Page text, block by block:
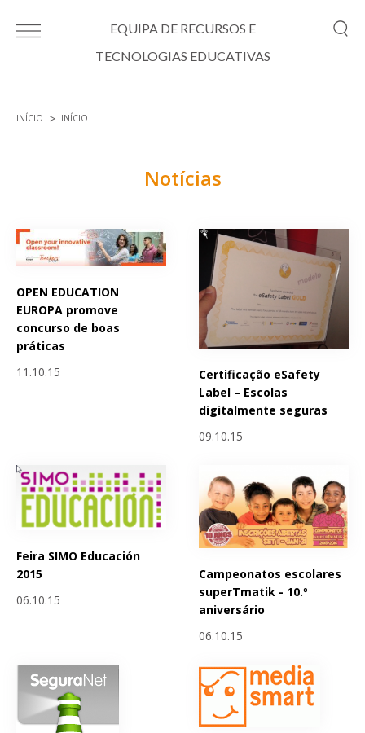
EQUIPA DE RECURSOS E
TECNOLOGIAS EDUCATIVAS
INÍCIO INÍCIO
Notícias
OPEN EDUCATION
EUROPA promove
concurso de boas
práticas
11.10.15
Certificação eSafety
Label – Escolas
digitalmente seguras
09.10.15
Feira SIMO Educación
2015
06.10.15
Campeonatos escolares
superTmatik - 10.º
aniversário
06.10.15
Páginas